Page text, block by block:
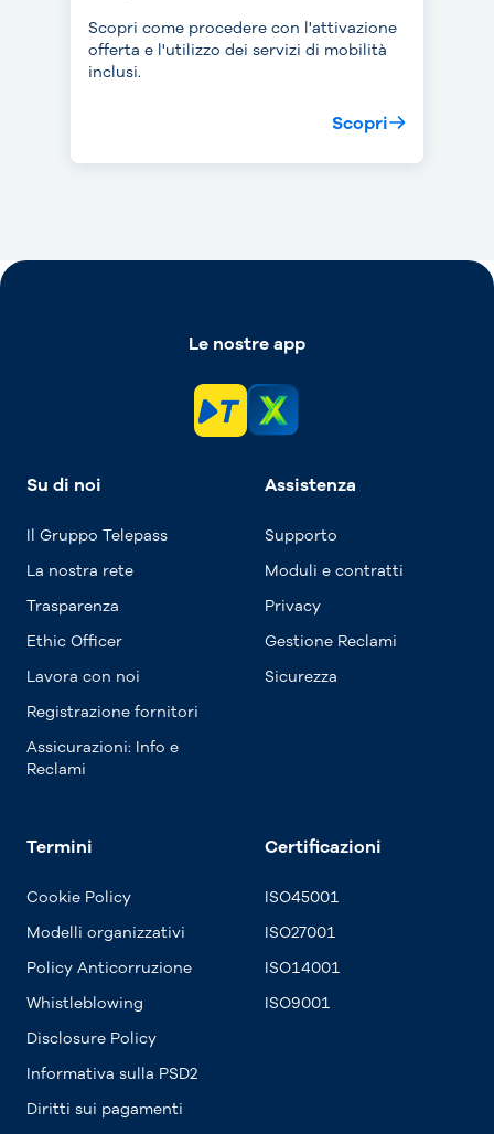
Scopri come procedere con l'attivazione
offerta e l'utilizzo dei servizi di mobilità
inclusi.
Scopri
Le nostre app
Su di noi
Il Gruppo Telepass
La nostra rete
Trasparenza
Ethic Officer
Lavora con noi
Registrazione fornitori
Assicurazioni: Info e
Reclami
Assistenza
Supporto
Moduli e contratti
Privacy
Gestione Reclami
Sicurezza
Termini
Cookie Policy
Modelli organizzativi
Policy Anticorruzione
Whistleblowing
Disclosure Policy
Informativa sulla PSD2
Diritti sui pagamenti
Certificazioni
ISO45001
ISO27001
ISO14001
ISO9001